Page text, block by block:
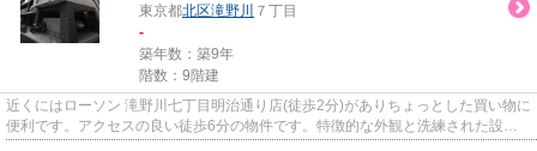
東京都北区滝野川 ７丁目
-
築年数：築9年
階数：9階建
近くにはローソン 滝野川七丁目明治通り店(徒歩2分)がありちょっとした買い物に
便利です。アクセスの良い徒歩6分の物件です。特徴的な外観と洗練された設計